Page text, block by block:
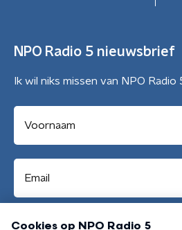
NPO Radio 5 nieuwsbrief
Ik wil niks missen van NPO Radio
Aanmelden